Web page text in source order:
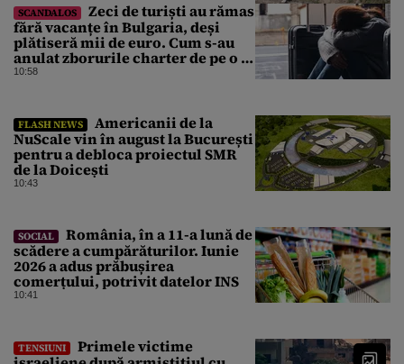
SCANDALOS
Zeci de turiști au rămas
fără vacanțe în Bulgaria, deși
plătiseră mii de euro. Cum s-au
anulat zborurile charter de pe o zi
pe alta
10:58
FLASH NEWS
Americanii de la
NuScale vin în august la București
pentru a debloca proiectul SMR
de la Doicești
10:43
SOCIAL
România, în a 11-a lună de
scădere a cumpărăturilor. Iunie
2026 a adus prăbușirea
comerțului, potrivit datelor INS
10:41
TENSIUNI
Primele victime